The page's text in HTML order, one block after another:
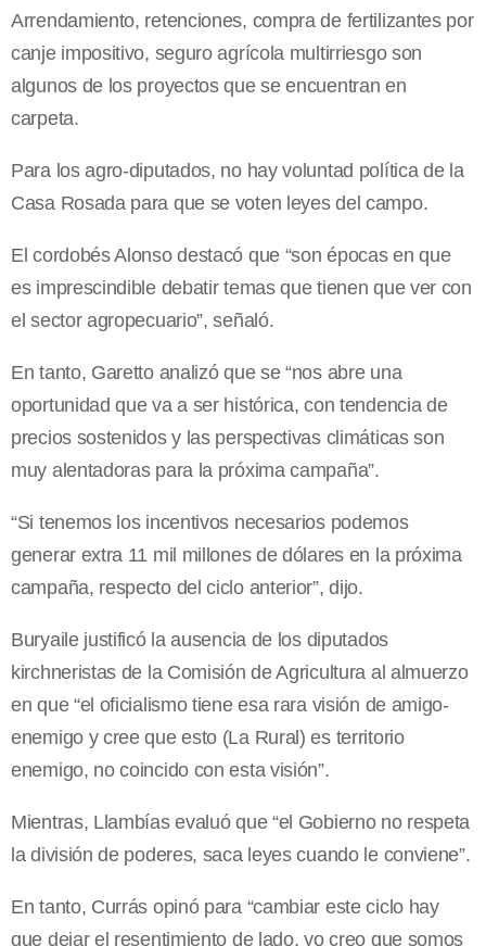
Arrendamiento, retenciones, compra de fertilizantes por
canje impositivo, seguro agrícola multirriesgo son
algunos de los proyectos que se encuentran en
carpeta.
Para los agro-diputados, no hay voluntad política de la
Casa Rosada para que se voten leyes del campo.
El cordobés Alonso destacó que “son épocas en que
es imprescindible debatir temas que tienen que ver con
el sector agropecuario”, señaló.
En tanto, Garetto analizó que se “nos abre una
oportunidad que va a ser histórica, con tendencia de
precios sostenidos y las perspectivas climáticas son
muy alentadoras para la próxima campaña”.
“Si tenemos los incentivos necesarios podemos
generar extra 11 mil millones de dólares en la próxima
campaña, respecto del ciclo anterior”, dijo.
Buryaile justificó la ausencia de los diputados
kirchneristas de la Comisión de Agricultura al almuerzo
en que “el oficialismo tiene esa rara visión de amigo-
enemigo y cree que esto (La Rural) es territorio
enemigo, no coincido con esta visión”.
Mientras, Llambías evaluó que “el Gobierno no respeta
la división de poderes, saca leyes cuando le conviene”.
En tanto, Currás opinó para “cambiar este ciclo hay
que dejar el resentimiento de lado, yo creo que somos